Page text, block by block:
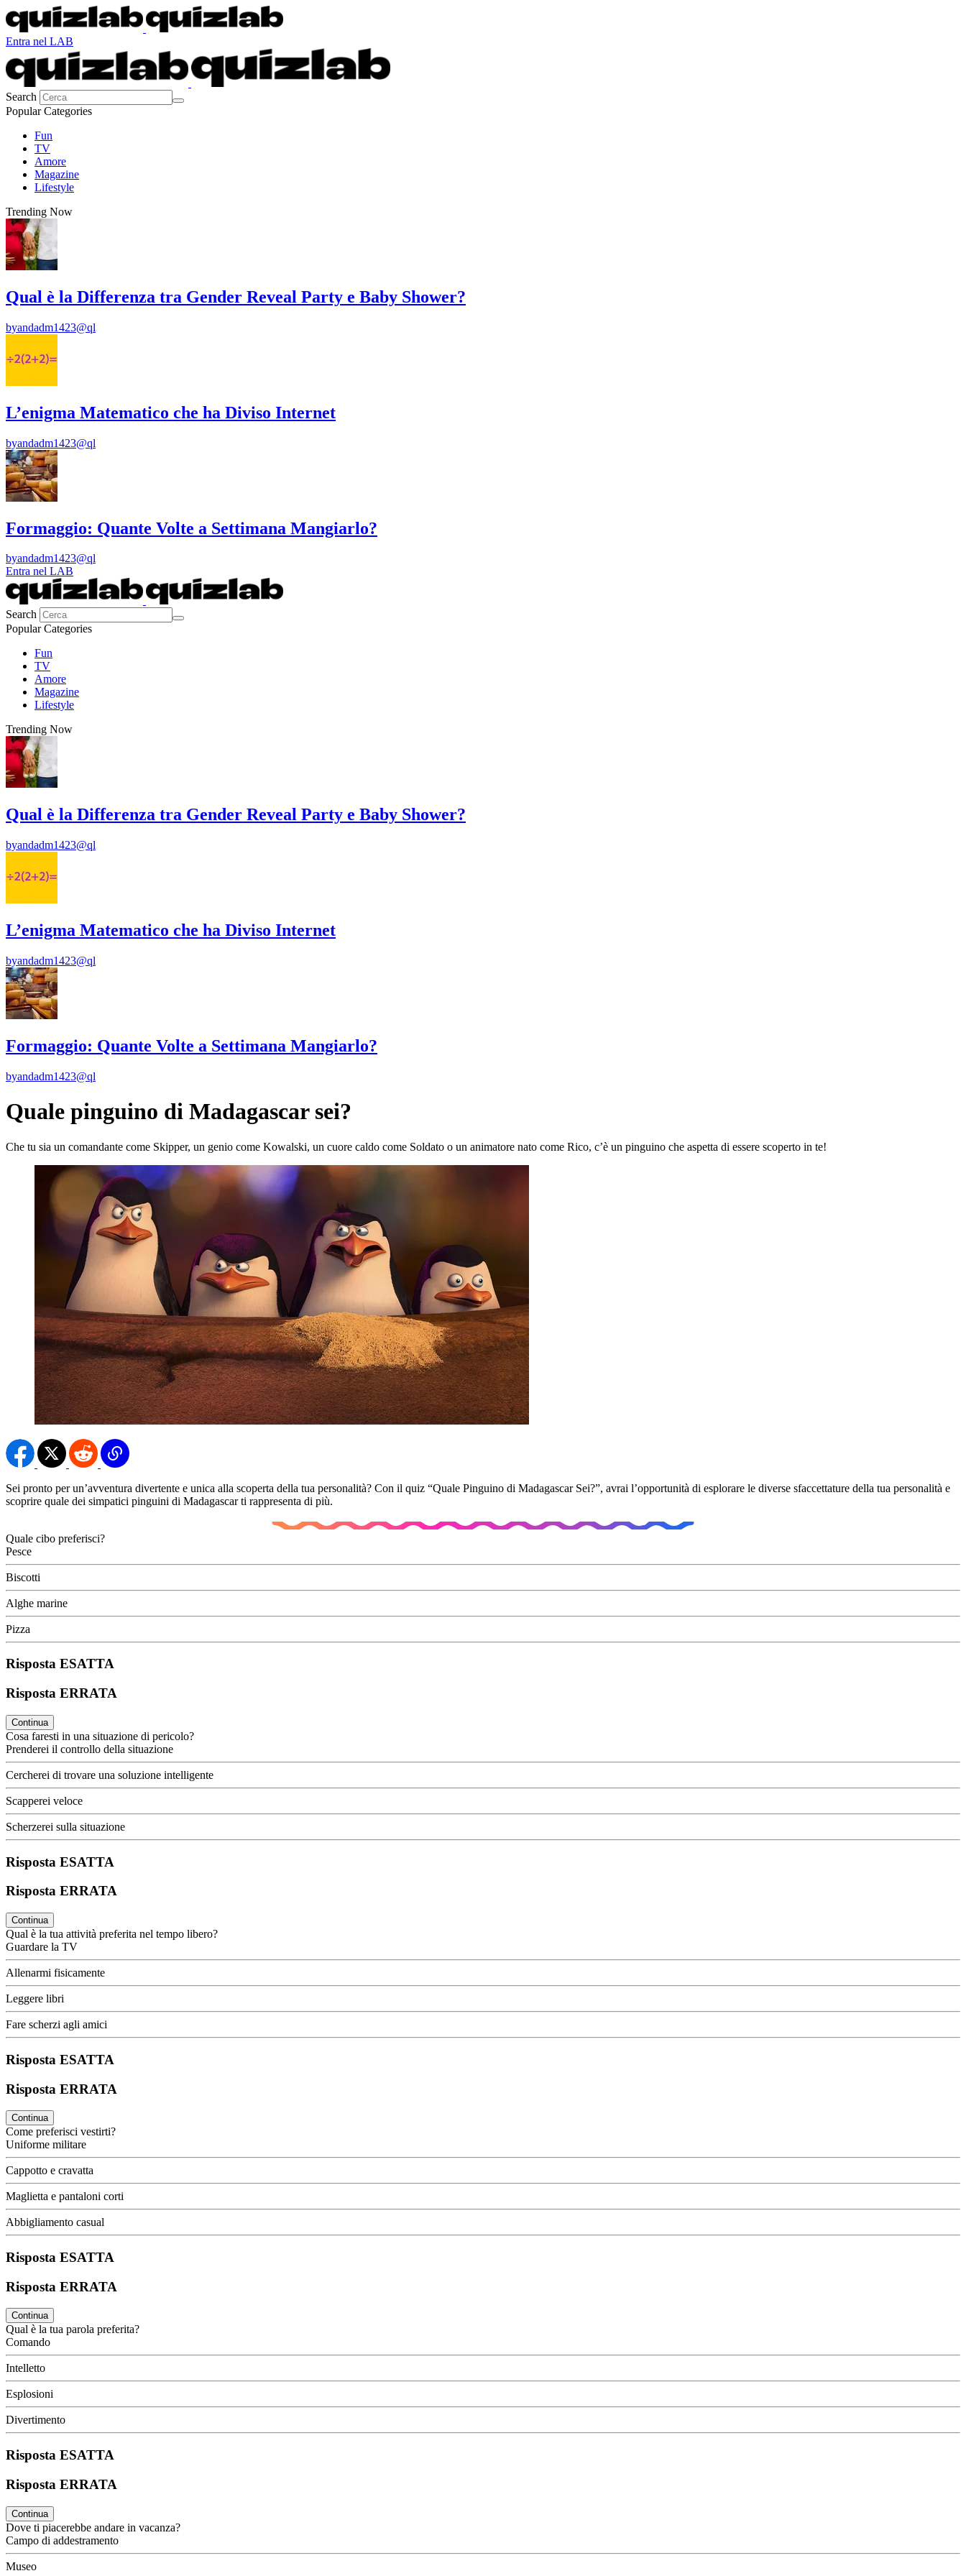
Entra nel LAB
Search
Popular Categories
Fun
TV
Amore
Magazine
Lifestyle
Trending Now
Qual è la Differenza tra Gender Reveal Party e Baby Shower?
byandadm1423@ql
L’enigma Matematico che ha Diviso Internet
byandadm1423@ql
Formaggio: Quante Volte a Settimana Mangiarlo?
byandadm1423@ql
Entra nel LAB
Search
Popular Categories
Fun
TV
Amore
Magazine
Lifestyle
Trending Now
Qual è la Differenza tra Gender Reveal Party e Baby Shower?
byandadm1423@ql
L’enigma Matematico che ha Diviso Internet
byandadm1423@ql
Formaggio: Quante Volte a Settimana Mangiarlo?
byandadm1423@ql
Quale pinguino di Madagascar sei?
Che tu sia un comandante come Skipper, un genio come Kowalski, un cuore caldo come Soldato o un animatore nato come Rico, c’è un pinguino che aspetta di essere scoperto in te!
Sei pronto per un’avventura divertente e unica alla scoperta della tua personalità? Con il quiz “Quale Pinguino di Madagascar Sei?”, avrai l’opportunità di esplorare le diverse sfaccettature della tua personalità e
scoprire quale dei simpatici pinguini di Madagascar ti rappresenta di più.
Quale cibo preferisci?
Pesce
Biscotti
Alghe marine
Pizza
Risposta ESATTA
Risposta ERRATA
Continua
Cosa faresti in una situazione di pericolo?
Prenderei il controllo della situazione
Cercherei di trovare una soluzione intelligente
Scapperei veloce
Scherzerei sulla situazione
Risposta ESATTA
Risposta ERRATA
Continua
Qual è la tua attività preferita nel tempo libero?
Guardare la TV
Allenarmi fisicamente
Leggere libri
Fare scherzi agli amici
Risposta ESATTA
Risposta ERRATA
Continua
Come preferisci vestirti?
Uniforme militare
Cappotto e cravatta
Maglietta e pantaloni corti
Abbigliamento casual
Risposta ESATTA
Risposta ERRATA
Continua
Qual è la tua parola preferita?
Comando
Intelletto
Esplosioni
Divertimento
Risposta ESATTA
Risposta ERRATA
Continua
Dove ti piacerebbe andare in vacanza?
Campo di addestramento
Museo